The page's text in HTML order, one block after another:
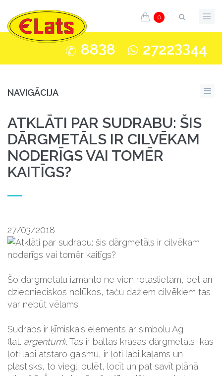
0
8838 27223344
NAVIGĀCIJA
ATKLĀTI PAR SUDRABU: ŠIS
DĀRGMETĀLS IR CILVĒKAM
NODERĪGS VAI TOMĒR
KAITĪGS?
27/03/2018
Šo dārgmetālu izmanto ne vien rotaslietām, bet arī
dziednieciskos nolūkos, taču dažiem cilvēkiem tas
var nebūt vēlams.
Sudrabs ir ķīmiskais elements ar simbolu Ag
(lat. argentum). Tas ir baltas krāsas dārgmetāls, kas
ļoti labi atstaro gaismu, ir ļoti labi kaļams un
plastisks, to viegli pulēt, locīt un pat savīt plānā